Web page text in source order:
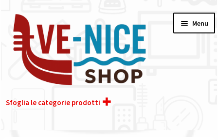
alla
navigazione
contenuto
Menu
Sfoglia le categorie prodotti